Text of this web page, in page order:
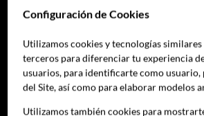
Configuración de Cookies
Utilizamos cookies y tecnologías
terceros para diferenciar tu experiencia
usuarios, para identificarte como usuario,
del Site, así como para elaborar modelos
Utilizamos también cookies para